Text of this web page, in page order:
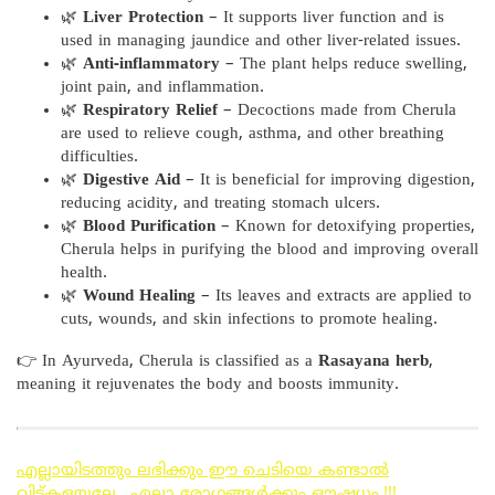
🌿 Liver Protection – It supports liver function and is
used in managing jaundice and other liver-related issues.
🌿 Anti-inflammatory – The plant helps reduce swelling,
joint pain, and inflammation.
🌿 Respiratory Relief– Decoctions made from Cherula
are used to relieve cough, asthma, and other breathing
difficulties.
🌿 Digestive Aid – It is beneficial for improving digestion,
reducing acidity, and treating stomach ulcers.
🌿 Blood Purification – Known for detoxifying properties,
Cherula helps in purifying the blood and improving overall
health.
🌿 Wound Healing – Its leaves and extracts are applied to
cuts, wounds, and skin infections to promote healing.
👉 In Ayurveda, Cherula is classified as a Rasayana herb,
meaning it rejuvenates the body and boosts immunity.
എല്ലായിടത്തും ലഭിക്കും ഈ ചെടിയെ കണ്ടാൽ